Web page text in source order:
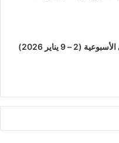
(2 – 9 يناير 2026)